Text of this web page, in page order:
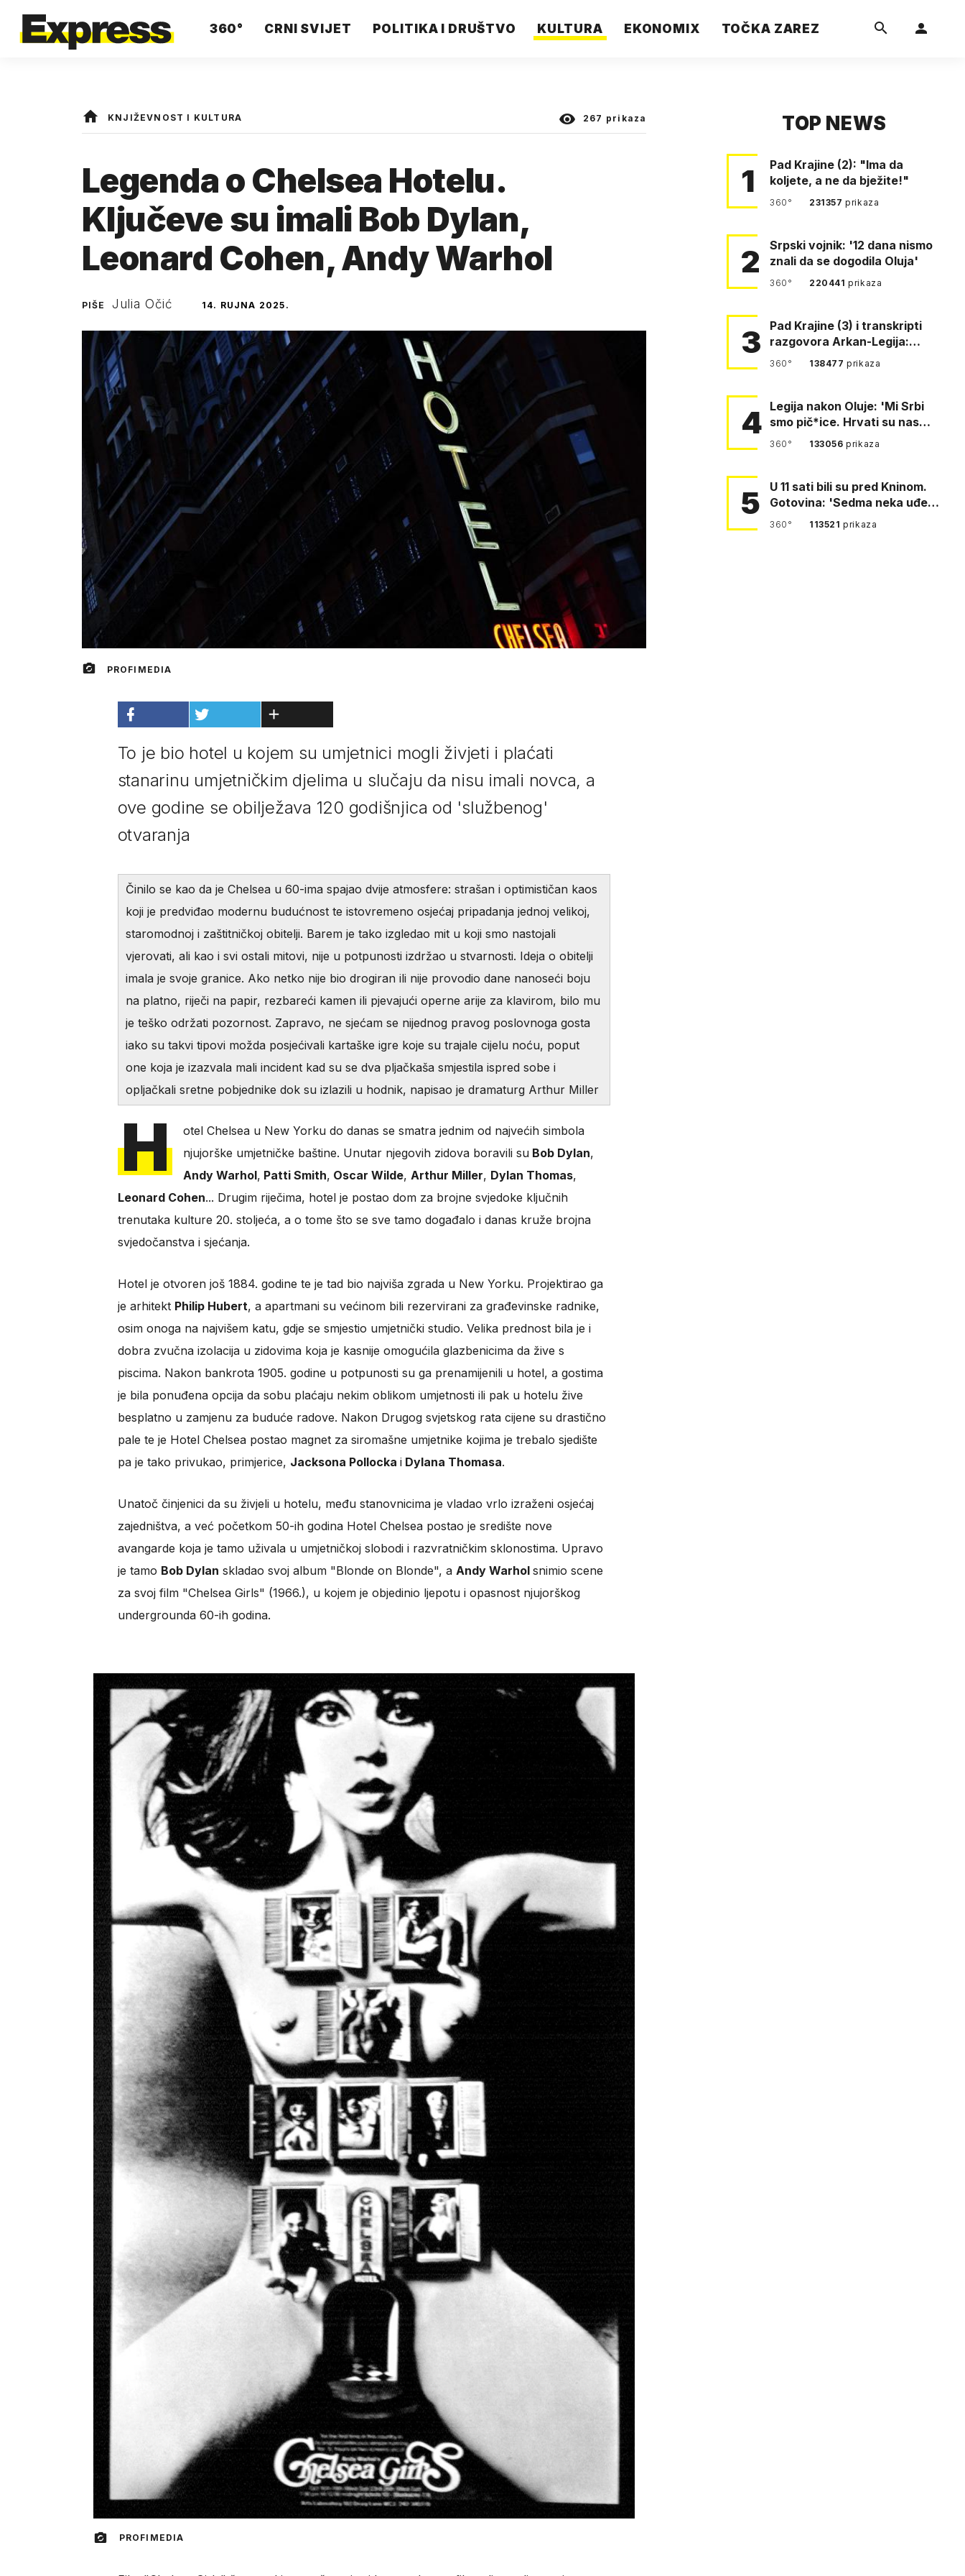
360° CRNI SVIJET POLITIKA I DRUŠTVO KULTURA EKONOMIX TOČKA ZAREZ
KNJIŽEVNOST I KULTURA 267 prikaza
Legenda o Chelsea Hotelu.
Ključeve su imali Bob Dylan,
Leonard Cohen, Andy Warhol
PIŠE Julia Očić 14. RUJNA 2025.
PROFIMEDIA
To je bio hotel u kojem su umjetnici mogli živjeti i plaćati
stanarinu umjetničkim djelima u slučaju da nisu imali novca, a
ove godine se obilježava 120 godišnjica od 'službenog'
otvaranja
Činilo se kao da je Chelsea u 60-ima spajao dvije atmosfere: strašan i optimističan kaos
koji je predviđao modernu budućnost te istovremeno osjećaj pripadanja jednoj velikoj,
staromodnoj i zaštitničkoj obitelji. Barem je tako izgledao mit u koji smo nastojali
vjerovati, ali kao i svi ostali mitovi, nije u potpunosti izdržao u stvarnosti. Ideja o obitelji
imala je svoje granice. Ako netko nije bio drogiran ili nije provodio dane nanoseći boju
na platno, riječi na papir, rezbareći kamen ili pjevajući operne arije za klavirom, bilo mu
je teško održati pozornost. Zapravo, ne sjećam se nijednog pravog poslovnoga gosta
iako su takvi tipovi možda posjećivali kartaške igre koje su trajale cijelu noću, poput
one koja je izazvala mali incident kad su se dva pljačkaša smjestila ispred sobe i
opljačkali sretne pobjednike dok su izlazili u hodnik, napisao je dramaturg Arthur Miller
H
otel Chelsea u New Yorku do danas se smatra jednim od najvećih simbola
njujorške umjetničke baštine. Unutar njegovih zidova boravili suBob Dylan,
Andy Warhol, Patti Smith, Oscar Wilde, Arthur Miller, Dylan Thomas,
Leonard Cohen... Drugim riječima, hotel je postao dom za brojne svjedoke ključnih
trenutaka kulture 20. stoljeća, a o tome što se sve tamo događalo i danas kruže brojna
svjedočanstva i sjećanja.
Hotel je otvoren još 1884. godine te je tad bio najviša zgrada u New Yorku. Projektirao ga
je arhitekt Philip Hubert, a apartmani su većinom bili rezervirani za građevinske radnike,
osim onoga na najvišem katu, gdje se smjestio umjetnički studio. Velika prednost bila je i
dobra zvučna izolacija u zidovima koja je kasnije omogućila glazbenicima da žive s
piscima. Nakon bankrota 1905. godine u potpunosti su ga prenamijenili u hotel, a gostima
je bila ponuđena opcija da sobu plaćaju nekim oblikom umjetnosti ili pak u hotelu žive
besplatno u zamjenu za buduće radove. Nakon Drugog svjetskog rata cijene su drastično
pale te je Hotel Chelsea postao magnet za siromašne umjetnike kojima je trebalo sjedište
pa je tako privukao, primjerice, Jacksona Pollocka iDylana Thomasa.
Unatoč činjenici da su živjeli u hotelu, među stanovnicima je vladao vrlo izraženi osjećaj
zajedništva, a već početkom 50-ih godina Hotel Chelsea postao je središte nove
avangarde koja je tamo uživala u umjetničkoj slobodi i razvratničkim sklonostima. Upravo
je tamo Bob Dylan skladao svoj album "Blonde on Blonde", a Andy Warhol snimio scene
za svoj film "Chelsea Girls" (1966.), u kojem je objedinio ljepotu i opasnost njujorškog
undergrounda 60-ih godina.
PROFIMEDIA
TOP NEWS
1
Pad Krajine (2): "Ima da
koljete, a ne da bježite!"
360° 231357prikaza
2
Srpski vojnik: '12 dana nismo
znali da se dogodila Oluja'
360° 220441prikaza
3
Pad Krajine (3) i transkripti
razgovora Arkan-Legija:
'Čujem, prelazite ustašam…
360° 138477prikaza
4 Legija nakon Oluje: 'Mi Srbi
smo pič*ice. Hrvati su nas
pomeli!'
360° 133056prikaza
5
U 11 sati bili su pred Kninom.
Gotovina: 'Sedma neka uđe,
4. gardijska neka g…
360° 113521prikaza